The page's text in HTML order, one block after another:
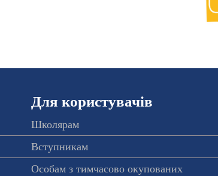
Для користувачів
Школярам
Вступникам
Особам з тимчасово окупованих